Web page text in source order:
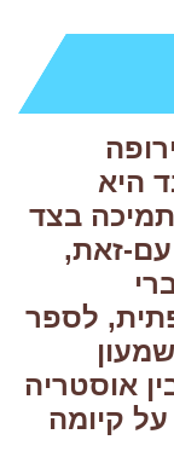
היא
בצד
עם-זאת,
לספר
אוסטריה
קיומה